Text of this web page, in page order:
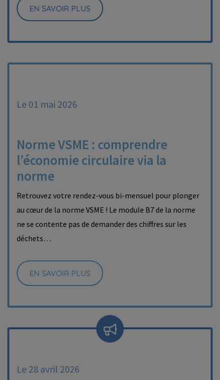
EN SAVOIR PLUS
Le 01 mai 2026
Norme VSME : comprendre
l’économie circulaire via la
norme
Retrouvez votre rendez-vous bi-mensuel pour plonger
au cœur de la norme VSME ! Le module B7 de la norme
ne se contente pas de demander des chiffres sur les
déchets…
EN SAVOIR PLUS
Le 28 avril 2026